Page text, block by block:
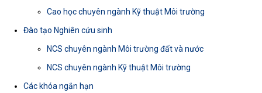
Cao học chuyên ngành Kỹ thuật Môi trường
Đào tạo Nghiên cứu sinh
NCS chuyên ngành Môi trường đất và nước
NCS chuyên ngành Kỹ thuật Môi trường
Các khóa ngắn hạn